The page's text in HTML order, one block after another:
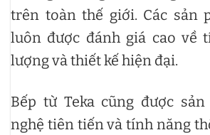
trên toàn thế giới. Các sản
luôn được đánh giá cao về
lượng và thiết kế hiện đại.
Bếp từ Teka cũng được
nghệ tiên tiến và tính năng